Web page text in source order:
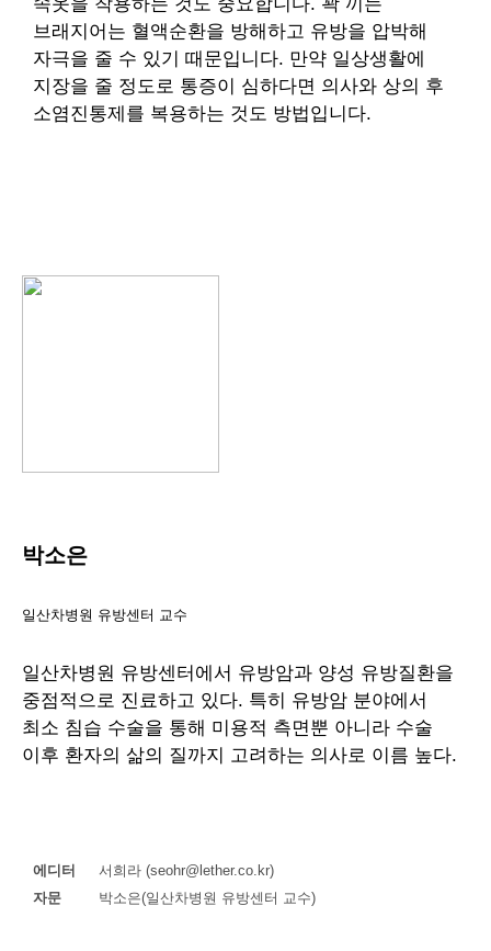
브래지어는 혈액순환을 방해하고 유방을 압박해
자극을 줄 수 있기 때문입니다. 만약 일상생활에
지장을 줄 정도로 통증이 심하다면 의사와 상의 후
소염진통제를 복용하는 것도 방법입니다.
박소은
일산차병원 유방센터 교수
일산차병원 유방센터에서 유방암과 양성 유방질환을
중점적으로 진료하고 있다. 특히 유방암 분야에서
최소 침습 수술을 통해 미용적 측면뿐 아니라 수술
이후 환자의 삶의 질까지 고려하는 의사로 이름 높다.
에디터
서희라 (seohr@lether.co.kr)
자문
박소은(일산차병원 유방센터 교수)